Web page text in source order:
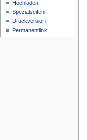
Hochladen
Spezialseiten
Druckversion
Permanentlink